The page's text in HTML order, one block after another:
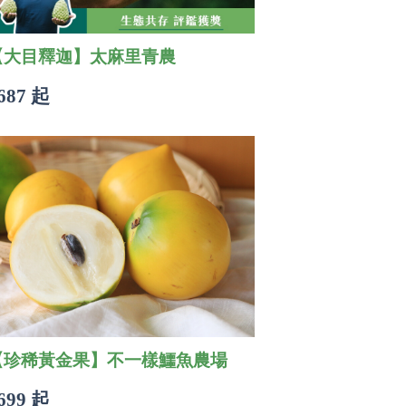
大目釋迦】太麻里青農
起
珍稀黃金果】不一樣鱷魚農場
起